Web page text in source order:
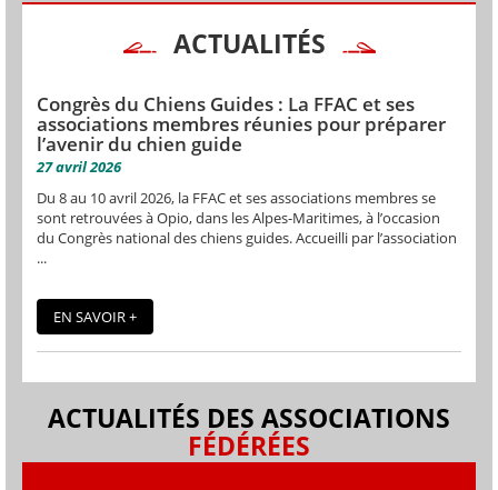
ACTUALITÉS
Congrès du Chiens Guides : La FFAC et ses
associations membres réunies pour préparer
l’avenir du chien guide
27 avril 2026
Du 8 au 10 avril 2026, la FFAC et ses associations membres se
sont retrouvées à Opio, dans les Alpes-Maritimes, à l’occasion
du Congrès national des chiens guides. Accueilli par l’association
...
EN SAVOIR +
ACTUALITÉS DES ASSOCIATIONS
FÉDÉRÉES